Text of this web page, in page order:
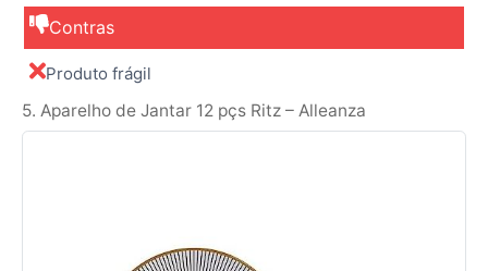
Contras
Produto frágil
5. Aparelho de Jantar 12 pçs Ritz – Alleanza